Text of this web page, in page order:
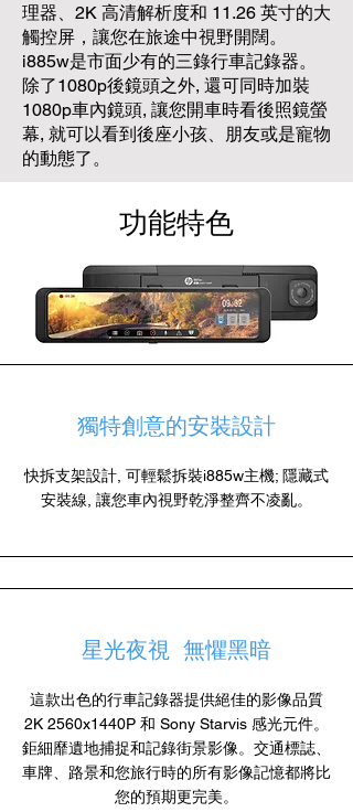
理器、2K 高清解析度和 11.26 英寸的大
觸控屏，讓您在旅途中視野開闊。
i885w是市面少有的三錄行車記錄器。
除了1080p後鏡頭之外, 還可同時加裝
1080p車內鏡頭, 讓您開車時看後照鏡螢
幕, 就可以看到後座小孩、朋友或是寵物
的動態了。
功能特色
獨特創意的安裝設計
快拆支架設計, 可輕鬆拆裝i885w主機; 隱藏式
安裝線, 讓您車內視野乾淨整齊不凌亂。
星光夜視 無懼黑暗
這款出色的行車記錄器提供絕佳的影像品質
2K 2560x1440P 和 Sony Starvis 感光元件。
鉅細靡遺地捕捉和記錄街景影像。交通標誌、
車牌、路景和您旅行時的所有影像記憶都將比
您的預期更完美。